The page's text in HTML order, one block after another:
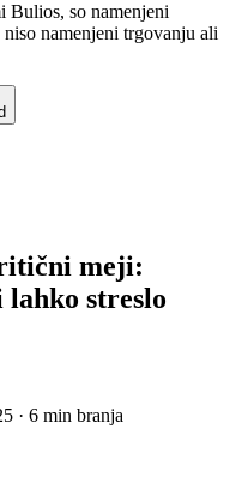
Bulios, so namenjeni
namenjeni trgovanju ali
meji:
streslo
· 6 min branja